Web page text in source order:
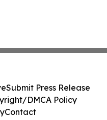
Submit Press Release
DMCA Policy
Contact